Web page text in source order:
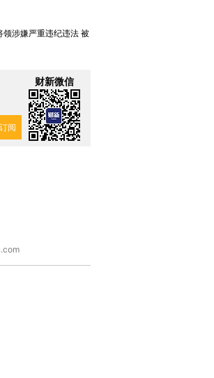
】寻找100种
方式·第三对
【商旅对话】华住集团
CFO：不靠规模取胜，华
住三大增长引擎是什么？
涉嫌严重违纪违法 被
财新微信